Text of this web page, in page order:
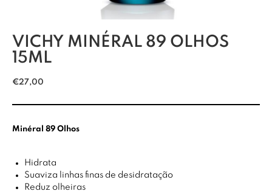
VICHY MINÉRAL 89 OLHOS
15ML
€27,00
Minéral 89 Olhos
Hidrata
Suaviza linhas finas de desidratação
Reduz olheiras